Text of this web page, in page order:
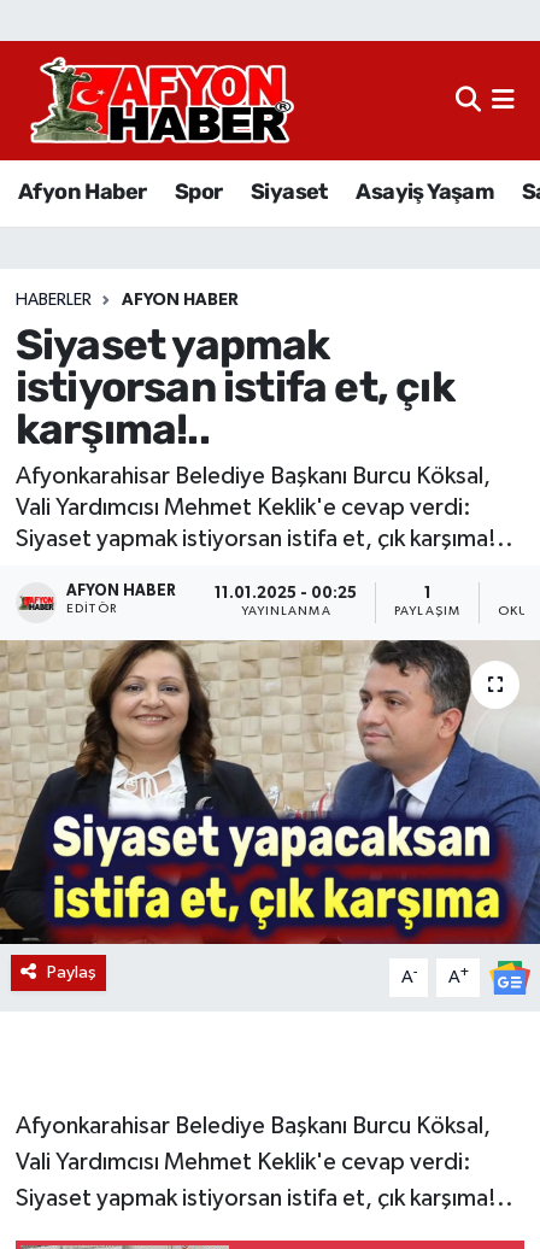
Afyon Haber Spor Siyaset Asayiş Yaşam
HABERLER AFYON HABER
Siyaset yapmak
istiyorsan istifa et, çık
karşıma!..
Afyonkarahisar Belediye Başkanı Burcu Köksal,
Vali Yardımcısı Mehmet Keklik'e cevap verdi:
Siyaset yapmak istiyorsan istifa et, çık karşıma!..
AFYON HABER
EDITÖR
11.01.2025 - 00:25
YAYINLANMA PAYLAŞIM
Paylaş A- A+
Afyonkarahisar Belediye Başkanı Burcu Köksal,
Vali Yardımcısı Mehmet Keklik'e cevap verdi:
Siyaset yapmak istiyorsan istifa et, çık karşıma!..
Afyon Haber
Sağlık
Eğitim
Sivil Toplum
Ekonomi
Magazin
Etkinlikler